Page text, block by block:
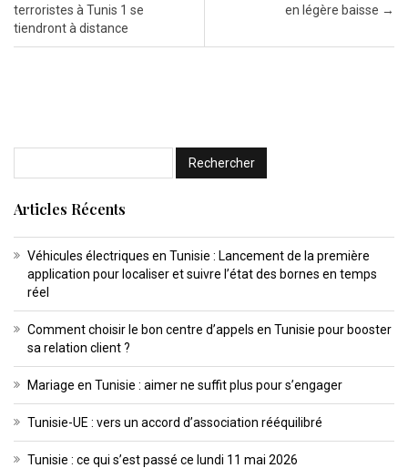
terroristes à Tunis 1 se
tiendront à distance
en légère baisse →
Articles Récents
Véhicules électriques en Tunisie : Lancement de la première
application pour localiser et suivre l’état des bornes en temps
réel
Comment choisir le bon centre d’appels en Tunisie pour booster
sa relation client ?
Mariage en Tunisie : aimer ne suffit plus pour s’engager
Tunisie-UE : vers un accord d’association rééquilibré
Tunisie : ce qui s’est passé ce lundi 11 mai 2026